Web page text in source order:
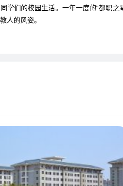
们的校园生活。一年一度的“都职之
人的风姿。